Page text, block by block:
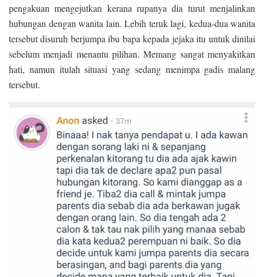
pengakuan mengejutkan kerana rupanya dia turut menjalinkan
hubungan dengan wanita lain. Lebih teruk lagi, kedua-dua wanita
tersebut disuruh berjumpa ibu bapa kepada jejaka itu untuk dinilai
sebelum menjadi menantu pilihan. Memang sangat menyakitkan
hati, namun itulah situasi yang sedang menimpa gadis malang
tersebut.